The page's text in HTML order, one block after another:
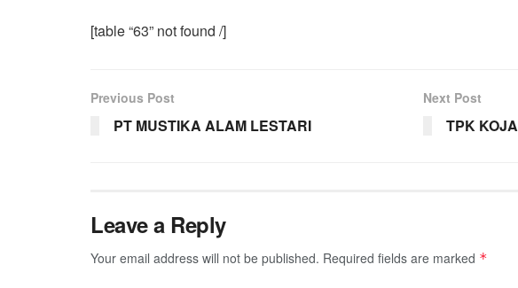
[table “63” not found /]
Previous Post
PT MUSTIKA ALAM LESTARI
Next Post
TPK KOJA
Leave a Reply
Your email address will not be published. Required fields are marked *